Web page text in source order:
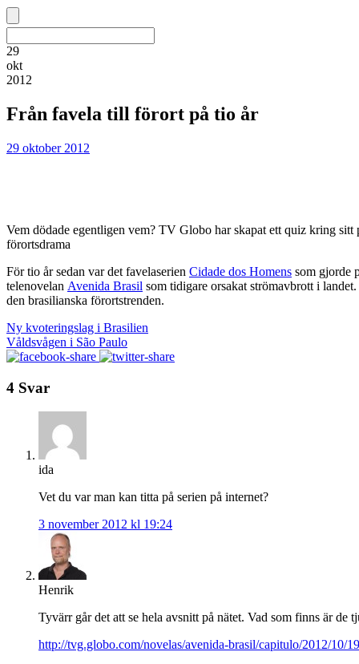
29
okt
2012
Från favela till förort på tio år
29 oktober 2012
Vem dödade egentligen vem? TV Globo har skapat ett quiz kring sitt
förortsdrama
För tio år sedan var det favelaserien Cidade dos Homens som gjorde
telenovelan Avenida Brasil som tidigare orsakat strömavbrott i
den brasilianska förortstrenden.
Ny kvoteringslag i Brasilien
Våldsvågen i São Paulo
4 Svar
ida
Vet du var man kan titta på serien på internet?
3 november 2012 kl 19:24
Henrik
Tyvärr går det att se hela avsnitt på nätet. Vad som finns är de
http://tvg.globo.com/novelas/avenida-brasil/capitulo/2012/10/